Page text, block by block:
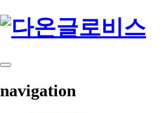
navigation